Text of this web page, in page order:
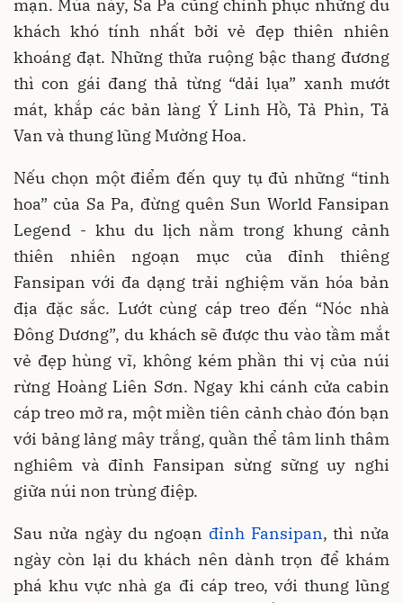
mạn. Mùa này, Sa Pa cũng chinh phục những du
khách khó tính nhất bởi vẻ đẹp thiên nhiên
khoáng đạt. Những thửa ruộng bậc thang đương
thì con gái đang thả từng “dải lụa” xanh mướt
mát, khắp các bản làng Ý Linh Hồ, Tả Phìn, Tả
Van và thung lũng Mường Hoa.
Nếu chọn một điểm đến quy tụ đủ những “tinh
hoa” của Sa Pa, đừng quên Sun World Fansipan
Legend - khu du lịch nằm trong khung cảnh
thiên nhiên ngoạn mục của đỉnh thiêng
Fansipan với đa dạng trải nghiệm văn hóa bản
địa đặc sắc. Lướt cùng cáp treo đến “Nóc nhà
Đông Dương”, du khách sẽ được thu vào tầm mắt
vẻ đẹp hùng vĩ, không kém phần thi vị của núi
rừng Hoàng Liên Sơn. Ngay khi cánh cửa cabin
cáp treo mở ra, một miền tiên cảnh chào đón bạn
với bảng lảng mây trắng, quần thể tâm linh thâm
nghiêm và đỉnh Fansipan sừng sững uy nghi
giữa núi non trùng điệp.
Sau nửa ngày du ngoạn đỉnh Fansipan, thì nửa
ngày còn lại du khách nên dành trọn để khám
phá khu vực nhà ga đi cáp treo, với thung lũng